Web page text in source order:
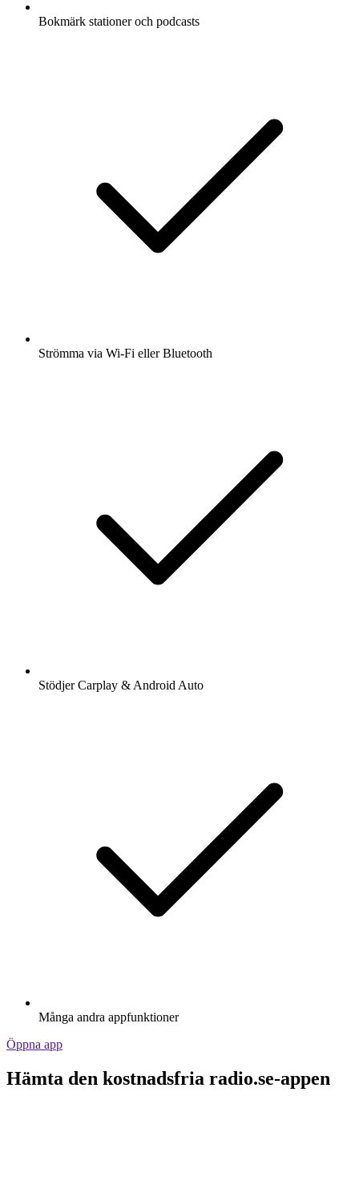
Bokmärk stationer och podcasts
Strömma via Wi-Fi eller Bluetooth
Stödjer Carplay & Android Auto
Många andra appfunktioner
Öppna app
Hämta den kostnadsfria radio.se-appen